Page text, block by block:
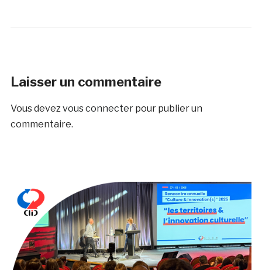
Laisser un commentaire
Vous devezvous connecterpour publier un
commentaire.